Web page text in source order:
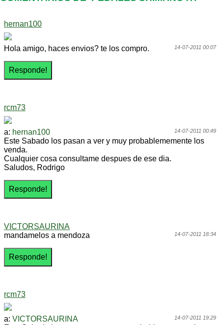
hernan100
14-07-2011 00:07
Hola amigo, haces envios? te los compro.
rcm73
14-07-2011 00:49
a: hernan100
Este Sabado los pasan a ver y muy probablememente los
venda.
Cualquier cosa consultame despues de ese dia.
Saludos, Rodrigo
VICTORSAURINA
14-07-2011 18:34
mandamelos a mendoza
rcm73
14-07-2011 19:29
a: VICTORSAURINA